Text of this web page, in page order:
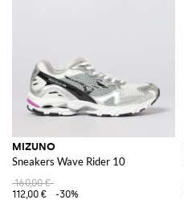
MIZUNO
Sneakers Wave Rider 10
160,00 €
112,00 €
-30%